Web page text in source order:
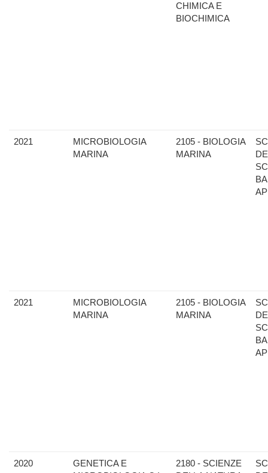
CHIMICA E
BIOCHIMICA
2021
MICROBIOLOGIA
MARINA
2105 - BIOLOGIA
MARINA
2021
MICROBIOLOGIA
MARINA
2105 - BIOLOGIA
MARINA
2020
GENETICA E
2180 - SCIENZE